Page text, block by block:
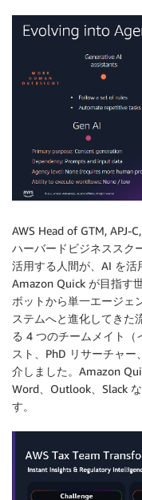
AWS Head of GTM, APJ-
ハーバードビジネススク
活用する人間が、AI を活
Amazon Quick が目指す
ボットから単一エージェ
ステムへと進化してきた
る 4 つのチームメイト（
スト、PhD リサーチャ
介しました。Amazon
Word、Outlook、Slack
す。